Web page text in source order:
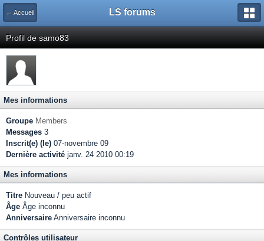
← Accueil LS forums
Profil de samo83
Mes informations
Groupe Members
Messages 3
Inscrit(e) (le) 07-novembre 09
Dernière activité janv. 24 2010 00:19
Mes informations
Titre Nouveau / peu actif
Âge Âge inconnu
Anniversaire Anniversaire inconnu
Contrôles utilisateur